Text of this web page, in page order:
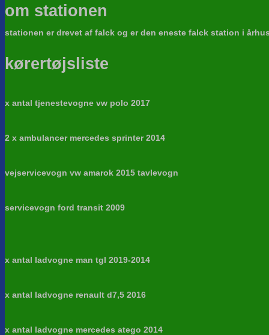
om stationen
stationen er drevet af falck og er den eneste falck station i
kørertøjsliste
x antal tjenestevogne vw polo 2017
2 x ambulancer mercedes sprinter 2014
vejservicevogn vw amarok 2015 tavlevogn
servicevogn ford transit 2009
x antal ladvogne man tgl 2019-2014
x antal ladvogne renault d7,5 2016
x antal ladvogne mercedes atego 2014